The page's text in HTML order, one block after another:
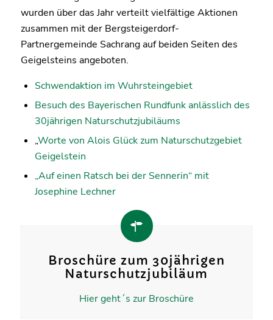
wurden über das Jahr verteilt vielfältige Aktionen
zusammen mit der Bergsteigerdorf-
Partnergemeinde Sachrang auf beiden Seiten des
Geigelsteins angeboten.
Schwendaktion im Wuhrsteingebiet
Besuch des Bayerischen Rundfunk anlässlich des
30jährigen Naturschutzjubiläums
„Worte von Alois Glück zum Naturschutzgebiet
Geigelstein
„Auf einen Ratsch bei der Sennerin“ mit
Josephine Lechner
Broschüre zum 30jährigen
Naturschutzjubiläum
Hier geht´s zur Broschüre